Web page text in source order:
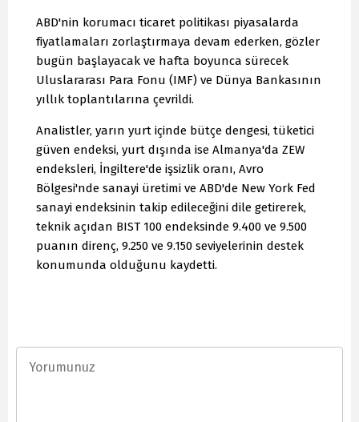
ABD'nin korumacı ticaret politikası piyasalarda
fiyatlamaları zorlaştırmaya devam ederken, gözler
bugün başlayacak ve hafta boyunca sürecek
Uluslararası Para Fonu (IMF) ve Dünya Bankasının
yıllık toplantılarına çevrildi.
Analistler, yarın yurt içinde bütçe dengesi, tüketici
güven endeksi, yurt dışında ise Almanya'da ZEW
endeksleri, İngiltere'de işsizlik oranı, Avro
Bölgesi'nde sanayi üretimi ve ABD'de New York Fed
sanayi endeksinin takip edileceğini dile getirerek,
teknik açıdan BIST 100 endeksinde 9.400 ve 9.500
puanın direnç, 9.250 ve 9.150 seviyelerinin destek
konumunda olduğunu kaydetti.